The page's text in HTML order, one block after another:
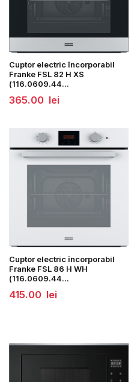
Cuptor electric încorporabil
Franke FSL 82 H XS
(116.0609.44...
365.00 lei
Cuptor electric încorporabil
Franke FSL 86 H WH
(116.0609.44...
415.00 lei